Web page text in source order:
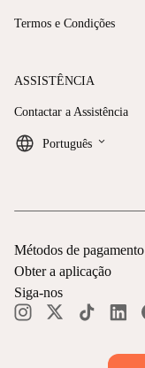
Termos e Condições
ASSISTÊNCIA
Contactar a Assistência
Português keyboard_arrow_down
Métodos de pagamento
Obter a aplicação
Siga-nos